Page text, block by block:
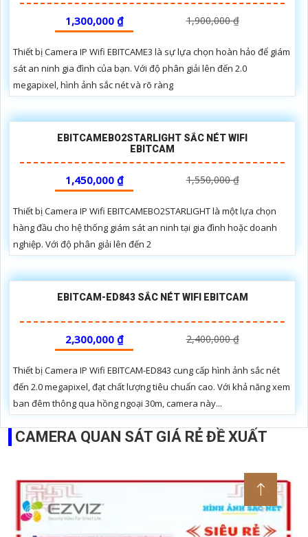
1,300,000 ₫ 1,900,000 ₫
Thiết bị Camera IP Wifi EBITCAME3 là sự lựa chọn hoàn hảo để giám
sát an ninh gia đình của bạn. Với độ phân giải lên đến 2.0
megapixel, hình ảnh sắc nét và rõ ràng
EBITCAMEBO2STARLIGHT SẮC NÉT WIFI
EBITCAM
1,450,000 ₫ 1,550,000 ₫
Thiết bị Camera IP Wifi EBITCAMEBO2STARLIGHT là một lựa chọn
hàng đầu cho hệ thống giám sát an ninh tại gia đình hoặc doanh
nghiệp. Với độ phân giải lên đến 2
EBITCAM-ED843 SẮC NÉT WIFI EBITCAM
2,300,000 ₫ 2,400,000 ₫
Thiết bị Camera IP Wifi EBITCAM-ED843 cung cấp hình ảnh sắc nét
đến 2.0 megapixel, đạt chất lượng tiêu chuẩn cao. Với khả năng xem
ban đêm thông qua hồng ngoại 30m, camera này...
CAMERA QUAN SÁT GIÁ RẺ ĐỀ XUẤT